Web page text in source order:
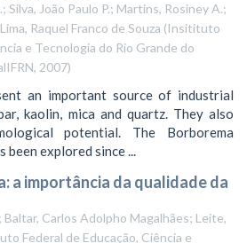
Silva, João Paulo P.; Martins, Rosiney A.;
Raquel Franco de Souza (Insitituto
e Tecnologia do Rio Grande do
, 2007)
an important source of industrial
kaolin, mica and quartz. They also
potential. The Borborema
explored since ...
a importância da qualidade da
Baltar, Carlos Adolpho Magalhães; Leite,
Federal de Educação, Ciência e